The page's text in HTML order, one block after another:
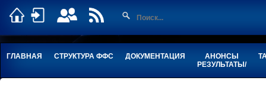
ГЛАВНАЯ СТРУКТУРА ФФС ДОКУМЕНТАЦИЯ
АНОНСЫ
РЕЗУЛЬТАТЫ/